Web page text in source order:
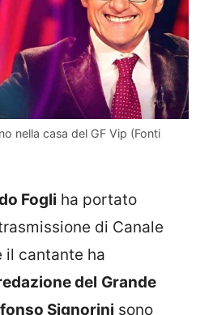
nella casa del GF Vip (Fonti
Fogli ha portato
di Canale
il cantante ha
del Grande
Signorini sono